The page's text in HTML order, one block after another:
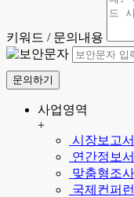
키워드 / 문의내용
문의하기
사업영역
+
시장보고서
연간정보
맞춤형조사
국제컨퍼